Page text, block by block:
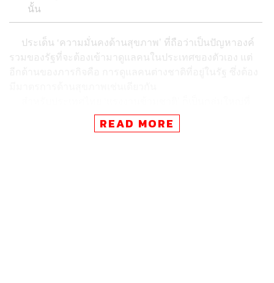
นั้น
ประเด็น ‘ความมั่นคงด้านสุขภาพ’ ที่ถือว่าเป็นปัญหาองค์
รวมของรัฐที่จะต้องเข้ามาดูแลคนในประเทศของตัวเอง แต่
ต้องดูแล ขณะที่ปัญหาสุขภาพของแรงงานข้ามชาติอยู่ในขั้น
ตอนกำลังเร่งปฏิรูป ยกเครื่อง และยังติดขัดปัญหาอุปสรรคใน
READ MORE